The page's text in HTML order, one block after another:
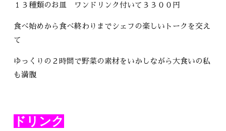
１３種類のお皿 ワンドリンク付いて３３００円
食べ始めから食べ終わりまでシェフの楽しいトークを交え
て
ゆっくりの２時間で野菜の素材をいかしながら大食いの私
も満腹
ドリンク